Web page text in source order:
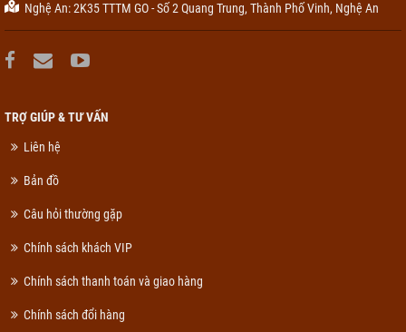
Nghệ An: 2K35 TTTM GO - Số 2 Quang Trung, Thành Phố Vinh, Nghệ An
TRỢ GIÚP & TƯ VẤN
Liên hệ
Bản đồ
Câu hỏi thường gặp
Chính sách khách VIP
Chính sách thanh toán và giao hàng
Chính sách đổi hàng